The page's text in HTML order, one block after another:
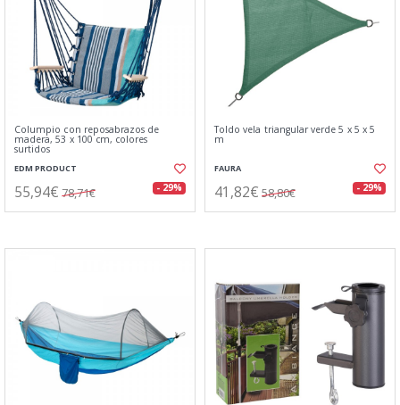
Columpio con reposabrazos de
madera, 53 x 100 cm, colores
surtidos
EDM PRODUCT
55,94€ 78,71€ - 29%
Toldo vela triangular verde 5 x 5 x 5
m
FAURA
41,82€ 58,80€ - 29%